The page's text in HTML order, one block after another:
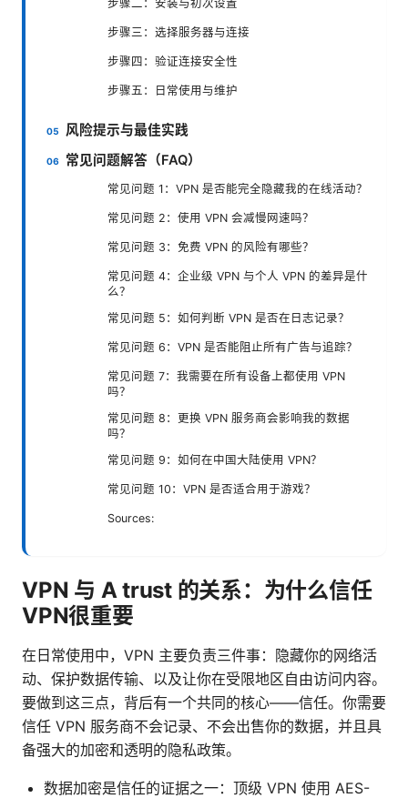
步骤二：安装与初次设置
步骤三：选择服务器与连接
步骤四：验证连接安全性
步骤五：日常使用与维护
风险提示与最佳实践
常见问题解答（FAQ）
常见问题 1：VPN 是否能完全隐藏我的在线活动？
常见问题 2：使用 VPN 会减慢网速吗？
常见问题 3：免费 VPN 的风险有哪些？
常见问题 4：企业级 VPN 与个人 VPN 的差异是什
么？
常见问题 5：如何判断 VPN 是否在日志记录？
常见问题 6：VPN 是否能阻止所有广告与追踪？
常见问题 7：我需要在所有设备上都使用 VPN
吗？
常见问题 8：更换 VPN 服务商会影响我的数据
吗？
常见问题 9：如何在中国大陆使用 VPN？
常见问题 10：VPN 是否适合用于游戏？
Sources:
VPN 与 A trust 的关系：为什么信任
VPN很重要
在日常使用中，VPN 主要负责三件事：隐藏你的网络活
动、保护数据传输、以及让你在受限地区自由访问内容。
要做到这三点，背后有一个共同的核心——信任。你需要
信任 VPN 服务商不会记录、不会出售你的数据，并且具
备强大的加密和透明的隐私政策。
数据加密是信任的证据之一：顶级 VPN 使用 AES-